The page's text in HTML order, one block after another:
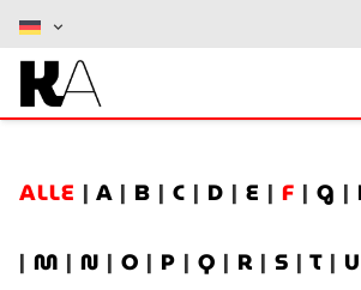
ALLE | A | B | C | D | E | F | G |
| M | N | O | P | Q | R | S | T | U